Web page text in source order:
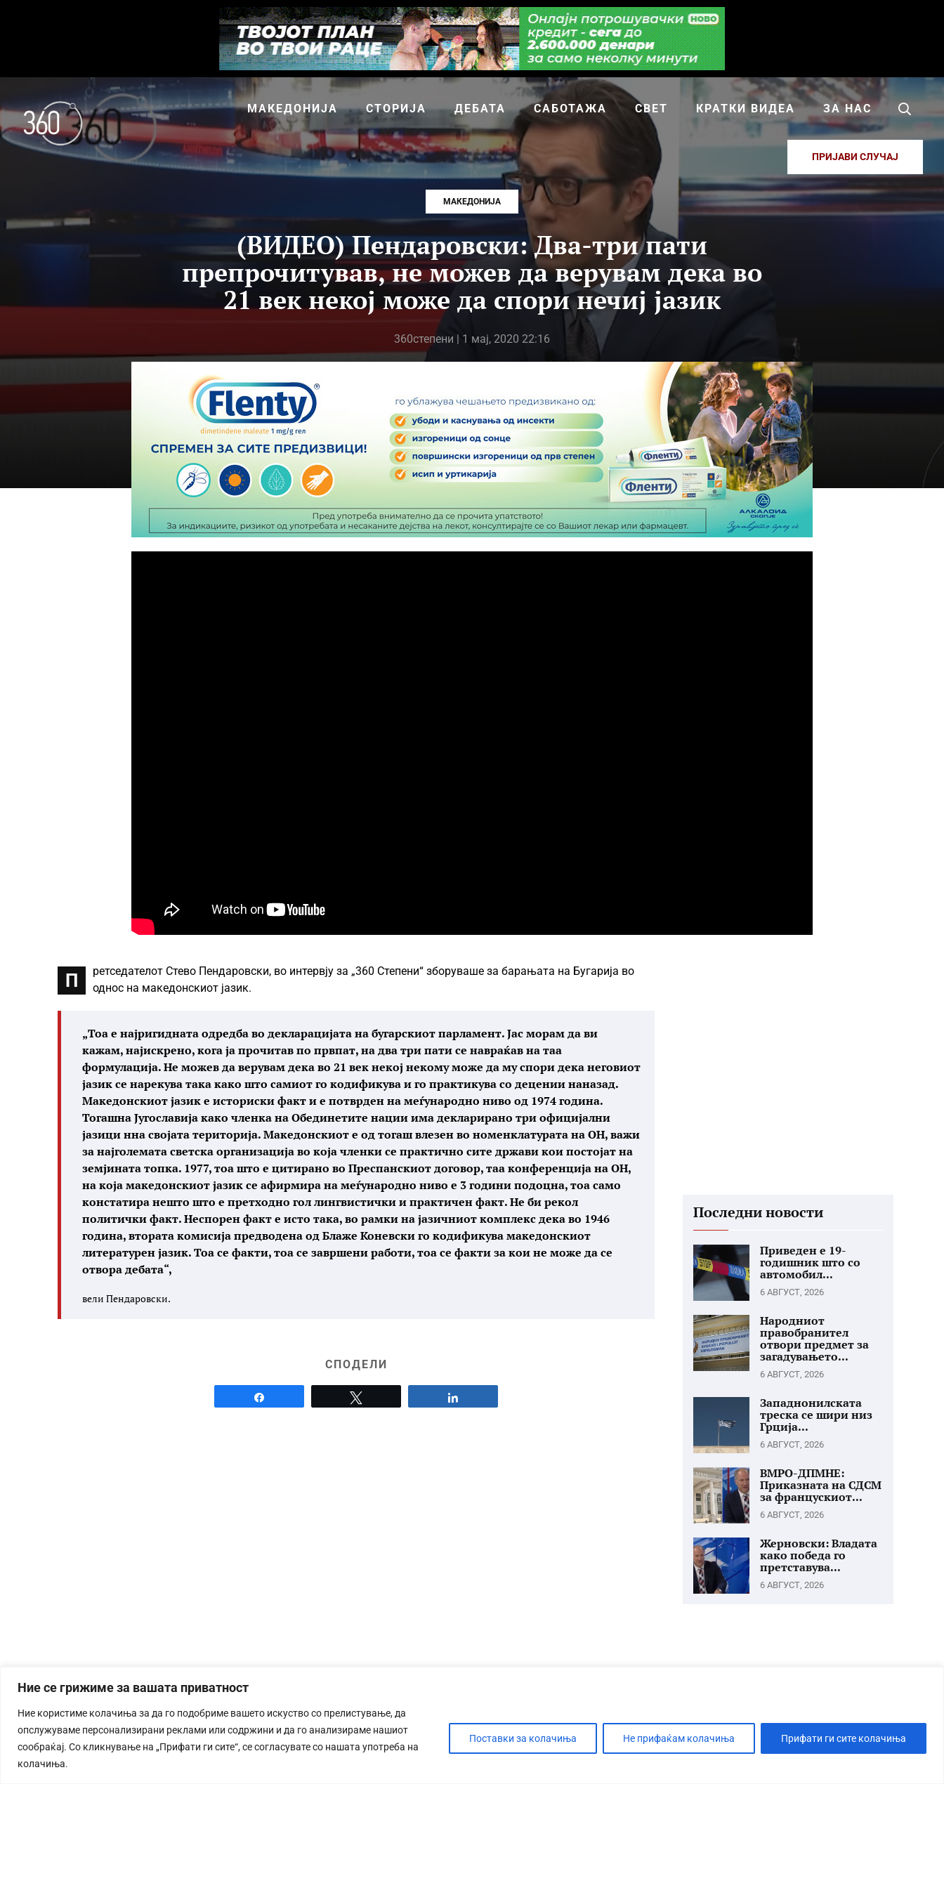
Ние се грижиме за вашата приватност
Ние користиме колачиња за да го подобриме вашето искуство со прелистување, да
опслужуваме персонализирани реклами или содржини и да го анализираме нашиот
сообраќај. Со кликнување на „Прифати ги сите“, се согласувате со нашата употреба на
колачиња.
Поставки за колачиња Не прифаќам колачиња Прифати ги сите колачиња
МАКЕДОНИЈА СТОРИЈА ДЕБАТА САБОТАЖА СВЕТ КРАТКИ ВИДЕА ЗА НАС
ПРИЈАВИ СЛУЧАЈ
МАКЕДОНИЈА
(ВИДЕО) Пендаровски: Два-три пати
препрочитував, не можев да верувам дека во
21 век некој може да спори нечиј јазик
360степени | 1 мај, 2020 22:16
П
ретседателот Стево Пендаровски, во интервју за „360 Степени“ зборуваше за барањата на Бугарија во
однос на македонскиот јазик.
„Тоа е најригидната одредба во декларацијата на бугарскиот парламент. Јас морам да ви
кажам, најискрено, кога ја прочитав по првпат, на два три пати се навраќав на таа
формулација. Не можев да верувам дека во 21 век некој некому може да му спори дека неговиот
јазик се нарекува така како што самиот го кодификува и го практикува со децении наназад.
Македонскиот јазик е историски факт и е потврден на меѓународно ниво од 1974 година.
Тогашна Југославија како членка на Обединетите нации има декларирано три официјални
јазици нна својата територија. Македонскиот е од тогаш влезен во номенклатурата на ОН, важи
за најголемата светска организација во која членки се практично сите држави кои постојат на
земјината топка. 1977, тоа што е цитирано во Преспанскиот договор, таа конференција на ОН,
на која македонскиот јазик се афирмира на меѓународно ниво е 3 години подоцна, тоа само
констатира нешто што е претходно гол лингвистички и практичен факт. Не би рекол
политички факт. Неспорен факт е исто така, во рамки на јазичниот комплекс дека во 1946
година, втората комисија предводена од Блаже Коневски го кодификува македонскиот
литературен јазик. Тоа се факти, тоа се завршени работи, тоа се факти за кои не може да се
отвора дебата“,
вели Пендаровски.
СПОДЕЛИ
Последни новости
Приведен е 19-
годишник што со
автомобил...
6 АВГУСТ, 2026
Народниот
правобранител
отвори предмет за
загадувањето...
6 АВГУСТ, 2026
Западнонилската
треска се шири низ
Грција...
6 АВГУСТ, 2026
ВМРО-ДПМНЕ:
Приказната на СДСМ
за францускиот...
6 АВГУСТ, 2026
Жерновски: Владата
како победа го
претставува...
6 АВГУСТ, 2026